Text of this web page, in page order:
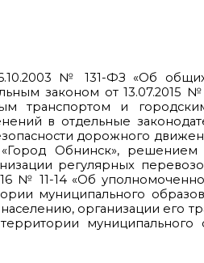
№ 131-ФЗ «Об
законом от 13.07.2015
транспортом и
в отдельные
дорожного
«Город Обнинск», решением
регулярных
№ 11-14 «Об
муниципального
организации его
муниципального